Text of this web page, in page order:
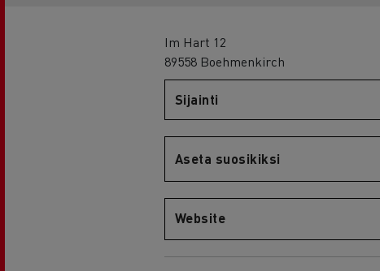
Im Hart 12
89558 Boehmenkirch
Sijainti
Aseta suosikiksi
Website